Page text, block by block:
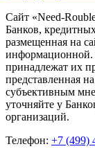
Сайт «Need-
Банков,
размещенная на
информационной.
принадлежат их
представленная
субъективным
уточняйте у
организаций.
Телефон: +7 (499)